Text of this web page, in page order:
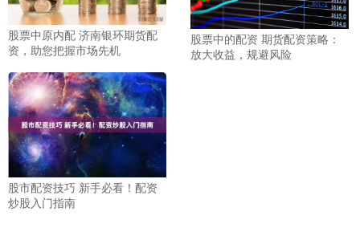
股票中原内配 济南银环期货配
资，助您把握市场先机
股票中的配资 期货配资策略：
放大收益，规避风险
股市配资技巧 新手必看！配资
炒股入门指南